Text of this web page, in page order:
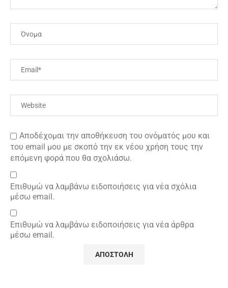
Αποδέχομαι την αποθήκευση του ονόματός μου και
του email μου με σκοπό την εκ νέου χρήση τους την
επόμενη φορά που θα σχολιάσω.
Επιθυμώ να λαμβάνω ειδοποιήσεις για νέα σχόλια
μέσω email.
Επιθυμώ να λαμβάνω ειδοποιήσεις για νέα άρθρα
μέσω email.